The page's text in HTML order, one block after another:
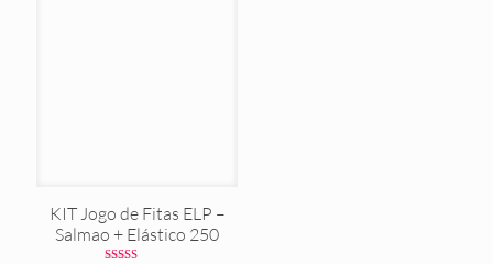
KIT Jogo de Fitas ELP –
Salmao + Elástico 250